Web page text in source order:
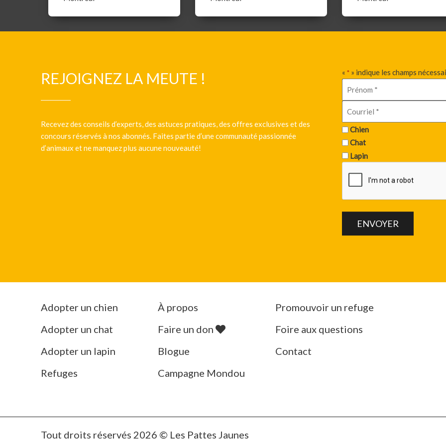
REJOIGNEZ LA MEUTE !
Recevez des conseils d’experts, des astuces pratiques, des offres exclusives et des
concours réservés à nos abonnés. Faites partie d’une communauté passionnée
d’animaux et ne manquez plus aucune nouveauté!
« * » indique les champs
Chien
Chat
Lapin
Adopter un chien
Adopter un chat
Adopter un lapin
Refuges
À propos
Faire un don
Blogue
Campagne Mondou
Promouvoir un refuge
Foire aux questions
Contact
Tout droits réservés 2026 © Les Pattes Jaunes